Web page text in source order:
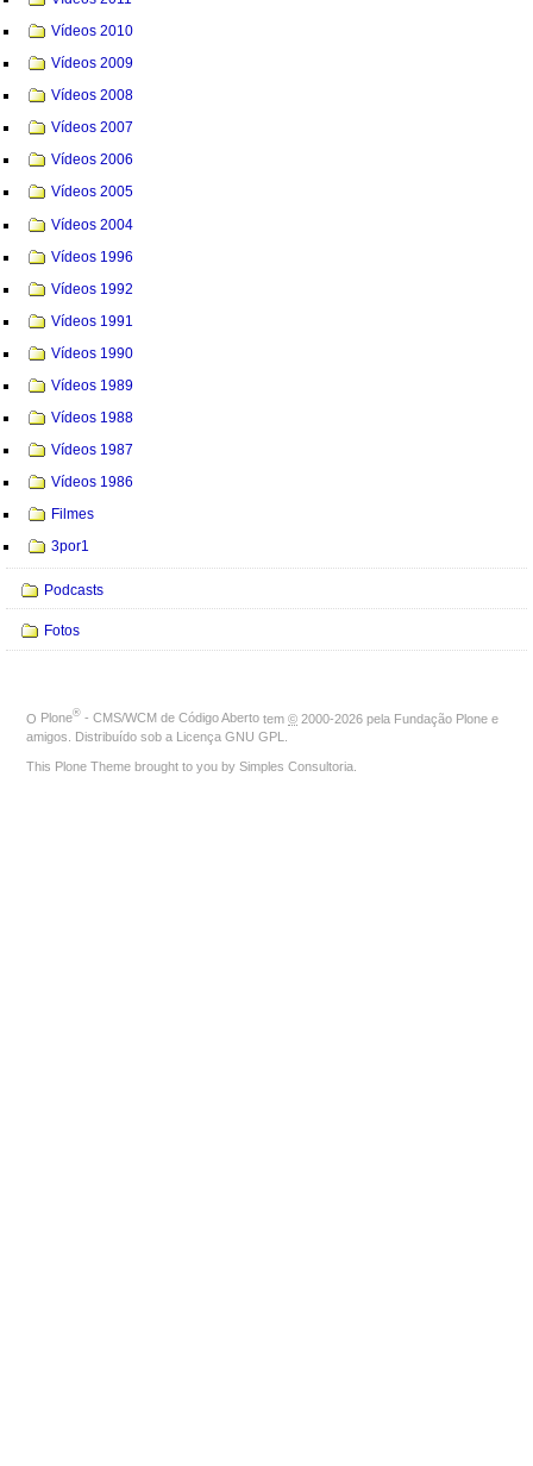
Vídeos 2010
Vídeos 2009
Vídeos 2008
Vídeos 2007
Vídeos 2006
Vídeos 2005
Vídeos 2004
Vídeos 1996
Vídeos 1992
Vídeos 1991
Vídeos 1990
Vídeos 1989
Vídeos 1988
Vídeos 1987
Vídeos 1986
Filmes
3por1
Podcasts
Fotos
O Plone® - CMS/WCM de Código Aberto tem © 2000-2026 pela Fundação Plone e
amigos. Distribuído sob a Licença GNU GPL.
This Plone Theme brought to you by Simples Consultoria.